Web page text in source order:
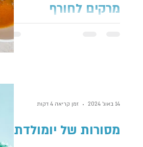
מרקים לחורף
כיפור, אני מכינה את המרק הראשון לעונה.
מסורות של יומולדת
14 באוג׳ 2024 זמן קריאה 4 דקות